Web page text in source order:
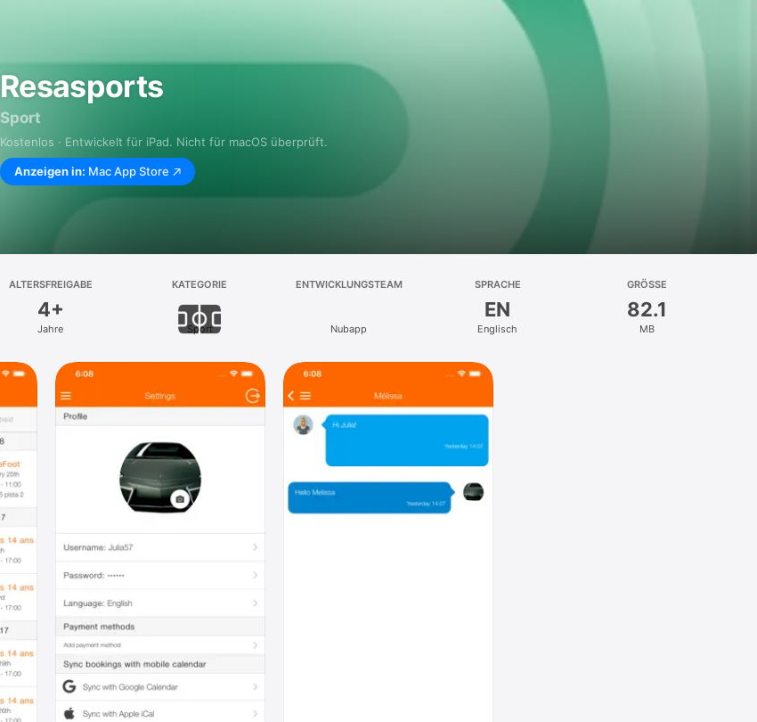
Resasports
Sport
Kostenlos · Entwickelt für iPad. Nicht für macOS überprüft.
Anzeigen in: Mac App Store
ALTERSFREIGABE
4+
Jahre
KATEGORIE
Sport
ENTWICKLUNGSTEAM
Nubapp
SPRACHE
EN
Englisch
GRÖSSE
82.1
MB